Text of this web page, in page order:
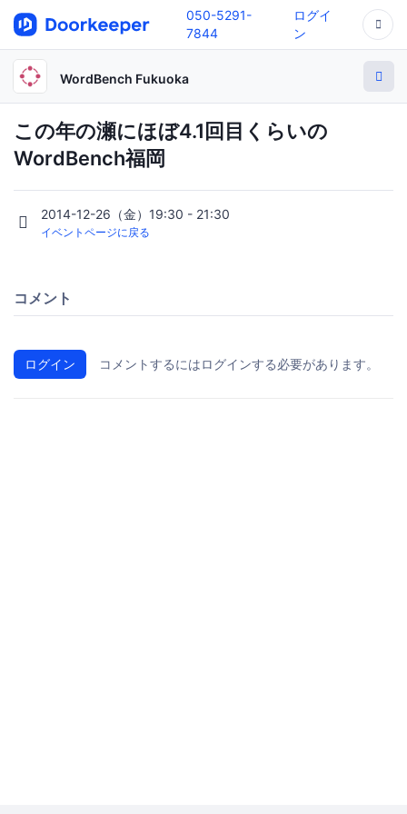
050-5291-
7844
ログイ
ン
WordBench Fukuoka
この年の瀬にほぼ4.1回目くらいの
WordBench福岡
2014-12-26（金）19:30 - 21:30
イベントページに戻る
コメント
ログイン コメントするにはログインする必要があります。